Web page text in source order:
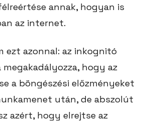
annak, hogyan is
az internet.
ezt azonnal: az inkognitó
hogy az
a böngészési előzményeket
után, de abszolút
azért, hogy elrejtse az